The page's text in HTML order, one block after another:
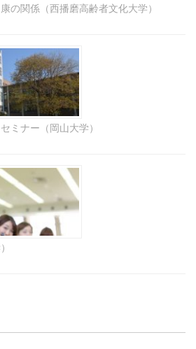
の関係（西播磨高齢者文化大学）
ミナー（岡山大学）